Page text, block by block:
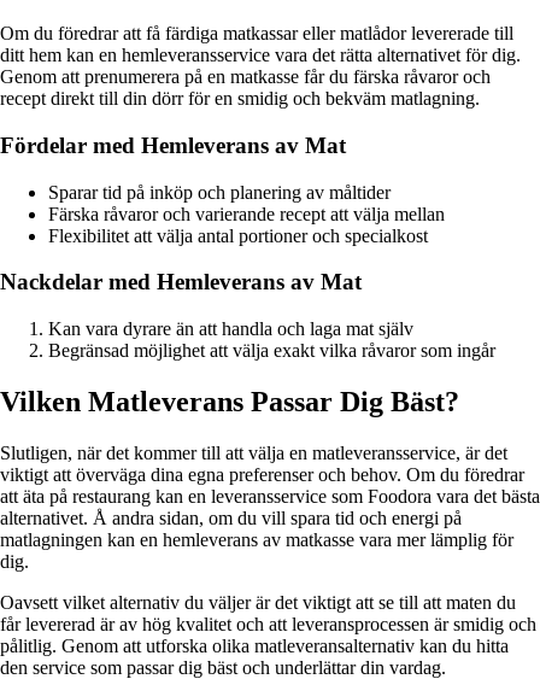
Om du föredrar att få färdiga matkassar eller matlådor levererade till
ditt hem kan en hemleveransservice vara det rätta alternativet för dig.
Genom att prenumerera på en matkasse får du färska råvaror och
recept direkt till din dörr för en smidig och bekväm matlagning.
Fördelar med Hemleverans av Mat
Sparar tid på inköp och planering av måltider
Färska råvaror och varierande recept att välja mellan
Flexibilitet att välja antal portioner och specialkost
Nackdelar med Hemleverans av Mat
Kan vara dyrare än att handla och laga mat själv
Begränsad möjlighet att välja exakt vilka råvaror som ingår
Vilken Matleverans Passar Dig Bäst?
Slutligen, när det kommer till att välja en matleveransservice, är det
viktigt att överväga dina egna preferenser och behov. Om du föredrar
att äta på restaurang kan en leveransservice som Foodora vara det bästa
alternativet. Å andra sidan, om du vill spara tid och energi på
matlagningen kan en hemleverans av matkasse vara mer lämplig för
dig.
Oavsett vilket alternativ du väljer är det viktigt att se till att maten du
får levererad är av hög kvalitet och att leveransprocessen är smidig och
pålitlig. Genom att utforska olika matleveransalternativ kan du hitta
den service som passar dig bäst och underlättar din vardag.